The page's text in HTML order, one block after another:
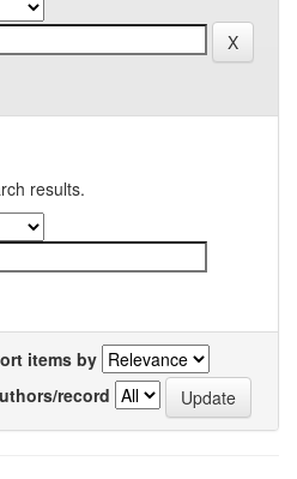
results.
items by
record